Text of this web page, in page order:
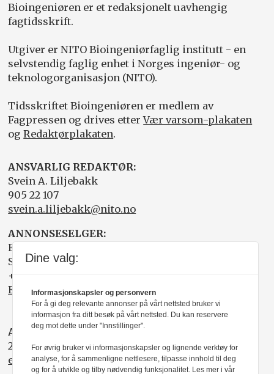
Bioingeniøren er et redaksjonelt uavhengig
fagtidsskrift.
Utgiver er NITO Bioingeniørfaglig institutt - en
selvstendig faglig enhet i Norges ingeniør- og
teknologorganisasjon (NITO).
Tidsskriftet Bioingeniøren er medlem av
Fagpressen og drives etterVær varsom-plakaten
ogRedaktørplakaten.
ANSVARLIG REDAKTØR:
Svein A. Liljebakk
905 22 107
svein.a.liljebakk@nito.no
ANNONSESELGER:
Elisabeth R. Wåde
Salgsfabrikken
+47 919 03 208
Elisabeth@salgsfabrikken.no
ABONNEMENT:
22 05 35 00
epost@nito.no
Dine valg:
Informasjonskapsler og personvern
For å gi deg relevante annonser på vårt nettsted bruker vi
informasjon fra ditt besøk på vårt nettsted. Du kan reservere
deg mot dette under "Innstillinger".
For øvrig bruker vi informasjonskapsler og lignende verktøy for
analyse, for å sammenligne nettlesere, tilpasse innhold til deg
og for å utvikle og tilby nødvendig funksjonalitet. Les mer i vår